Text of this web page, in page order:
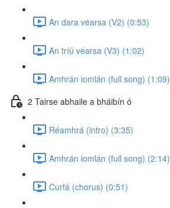
An dara véarsa (V2) (0:53)
An tríú véarsa (V3) (1:02)
Amhrán iomlán (full song) (1:09)
2 Tairse abhaile a bháibín ó
Réamhrá (intro) (3:35)
Amhrán iomlán (full song) (2:14)
Curfá (chorus) (0:51)